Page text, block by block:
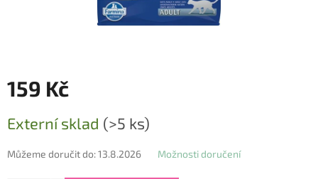
159 Kč
cena:
Externí sklad (>5 ks)
Můžeme doručit do:13.8.2026 Možnosti doručení